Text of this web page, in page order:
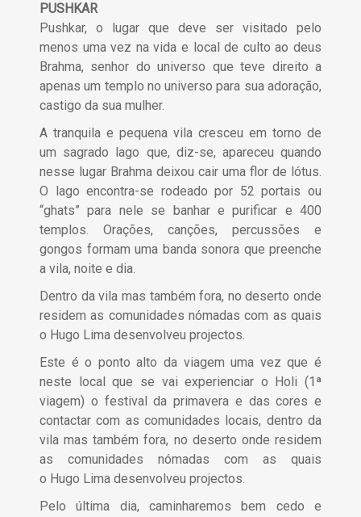
PUSHKAR
Pushkar, o lugar que deve ser visitado pelo
menos uma vez na vida e local de culto ao deus
Brahma, senhor do universo que teve direito a
apenas um templo no universo para sua adoração,
castigo da sua mulher.
A tranquila e pequena vila cresceu em torno de
um sagrado lago que, diz-se, apareceu quando
nesse lugar Brahma deixou cair uma flor de lótus.
O lago encontra-se rodeado por 52 portais ou
“ghats” para nele se banhar e purificar e 400
templos. Orações, canções, percussões e
gongos formam uma banda sonora que preenche
a vila, noite e dia.
Dentro da vila mas também fora, no deserto onde
residem as comunidades nómadas com as quais
o Hugo Lima desenvolveu projectos.
Este é o ponto alto da viagem uma vez que é
neste local que se vai experienciar o Holi (1ª
viagem) o festival da primavera e das cores e
contactar com as comunidades locais, dentro da
vila mas também fora, no deserto onde residem
as comunidades nómadas com as quais
o Hugo Lima desenvolveu projectos.
Pelo última dia, caminharemos bem cedo e